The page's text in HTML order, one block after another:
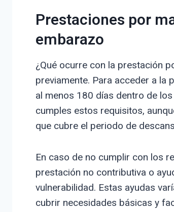
Prestaciones por
embarazo
¿Qué ocurre con la prestación
previamente. Para acceder a
al menos 180 días dentro de
cumples estos requisitos,
que cubre el periodo de
En caso de no cumplir con los
prestación no contributiva o
vulnerabilidad. Estas ayudas
cubrir necesidades básicas y